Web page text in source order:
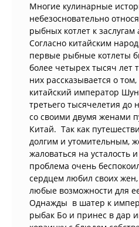
Многие кулинарные
небезосновательно
рыбных котлет к заслугам
Согласно китайским
первые рыбные котлеты
более четырех тысяч лет
них рассказывается о
китайский император
третьего тысячелетия
со своими двумя женами
Китай. Так как
долгим и утомительным,
жаловаться на усталость
проблема очень
сердцем любил своих жен,
любые возможности для
Однажды в шатер к
рыбак Бо и принес в дар